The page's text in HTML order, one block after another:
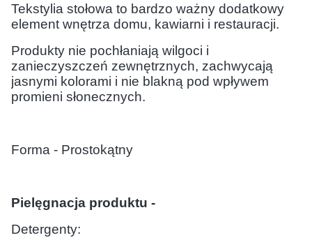
Tekstylia stołowa to bardzo ważny dodatkowy
element wnętrza domu, kawiarni i restauracji.
Produkty nie pochłaniają wilgoci i
zanieczyszczeń zewnętrznych, zachwycają
jasnymi kolorami i nie blakną pod wpływem
promieni słonecznych.
Forma - Prostokątny
Pielęgnacja produktu -
Detergenty: